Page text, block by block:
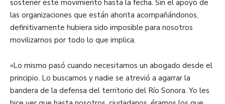
sostener este movimiento hasta la fecha. Sin el apoyo de
las organizaciones que están ahorita acompañándonos,
definitivamente hubiera sido imposible para nosotros
movilizarnos por todo lo que implica.
«Lo mismo pasó cuando necesitamos un abogado desde el
principio. Lo buscamos y nadie se atrevió a agarrar la
bandera de la defensa del territorio del Río Sonora. Yo les